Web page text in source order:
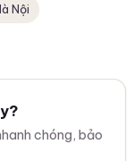
Nội
chóng, bảo